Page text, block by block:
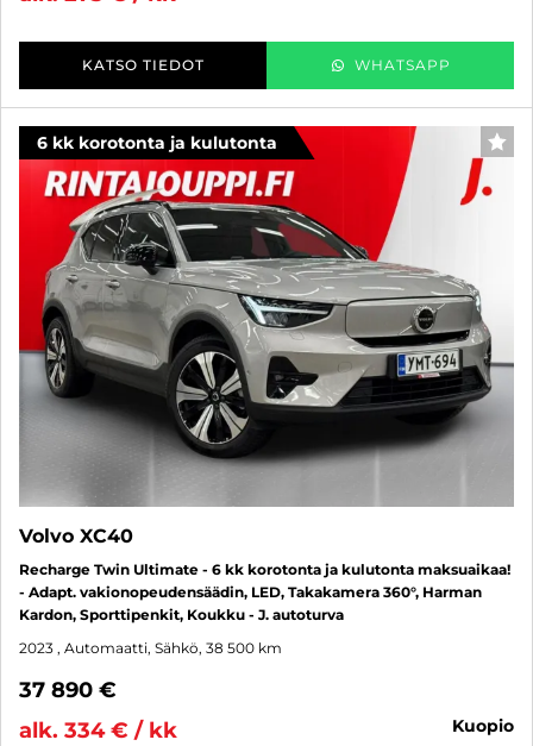
KATSO TIEDOT WHATSAPP
6 kk korotonta ja kulutonta
Volvo XC40
Recharge Twin Ultimate - 6 kk korotonta ja kulutonta maksuaikaa!
- Adapt. vakionopeudensäädin, LED, Takakamera 360°, Harman
Kardon, Sporttipenkit, Koukku - J. autoturva
2023 , Automaatti, Sähkö, 38 500 km
37 890 €
alk. 334 € / kk
kuopio